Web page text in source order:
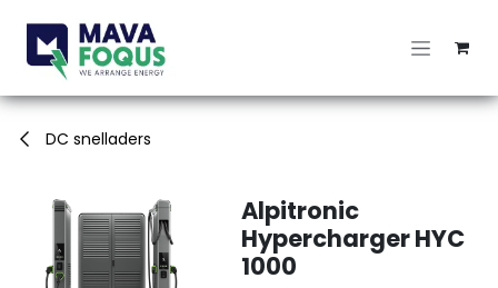
DC snelladers
Alpitronic
Hypercharger HYC
1000